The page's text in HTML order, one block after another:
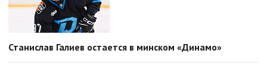
Станислав Галиев остается в минском «Динамо»